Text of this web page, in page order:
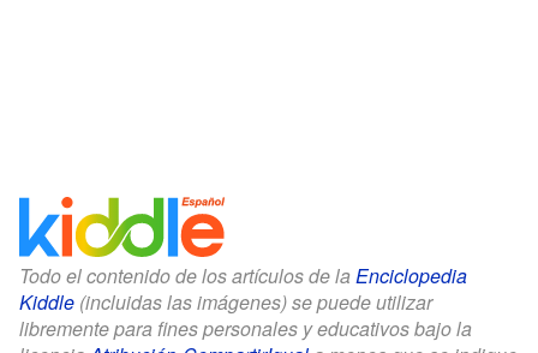
Todo el contenido de los artículos de la Enciclopedia
Kiddle (incluidas las imágenes) se puede utilizar
libremente para fines personales y educativos bajo la